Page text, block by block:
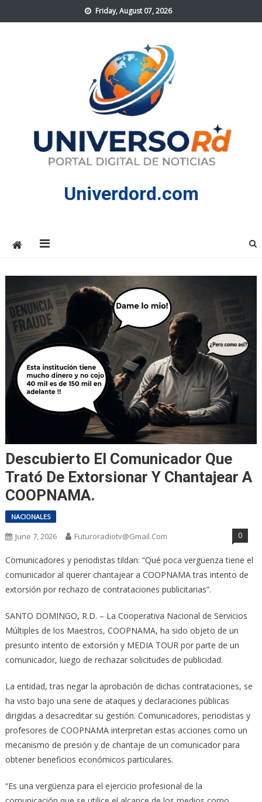
to
Friday, August 07, 2026
Univerdord.com
Descubierto El Comunicador Que
Trató De Extorsionar Y Chantajear A
COOPNAMA.
NACIONALES
June 7, 2026 Futuroradiotv@gmail.com 0
Comunicadores y periodistas tildan: “Qué poca vergüenza tiene el
comunicador al querer chantajear a COOPNAMA tras intento de
extorsión por rechazo de contrataciones publicitarias”.
SANTO DOMINGO, R.D. – La Cooperativa Nacional de Servicios
Múltiples de los Maestros, COOPNAMA, ha sido objeto de un
presunto intento de extorsión y MEDIA TOUR por parte de un
comunicador, luego de rechazar solicitudes de publicidad.
La entidad, tras negar la aprobación de dichas contrataciones, se
ha visto bajo una serie de ataques y declaraciones públicas
dirigidas a desacreditar su gestión. Comunicadores, periodistas y
profesores de COOPNAMA interpretan estas acciones como un
mecanismo de presión y de chantaje de un comunicador para
obtener beneficios económicos particulares.
“Es una vergüenza para el ejercicio profesional de la